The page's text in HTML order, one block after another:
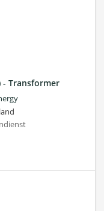
- Transformer